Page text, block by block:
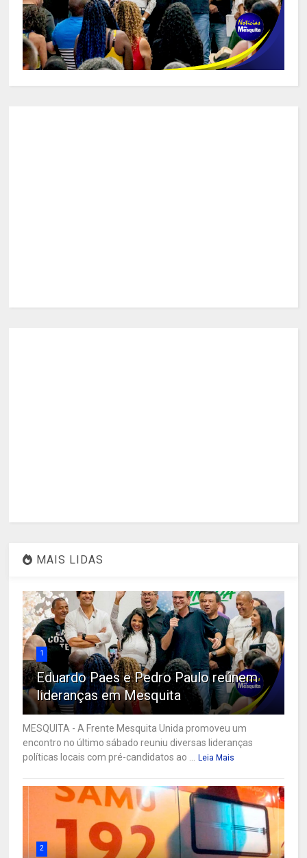
MAIS LIDAS
1
Eduardo Paes e Pedro Paulo reúnem
lideranças em Mesquita
MESQUITA - A Frente Mesquita Unida promoveu um
encontro no último sábado reuniu diversas lideranças
políticas locais com pré-candidatos ao ...
Leia Mais
2